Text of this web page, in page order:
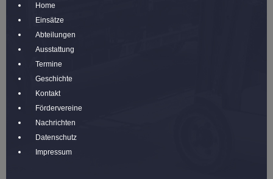
Home
Einsätze
Abteilungen
Ausstattung
Termine
Geschichte
Kontakt
Fördervereine
Nachrichten
Datenschutz
Impressum